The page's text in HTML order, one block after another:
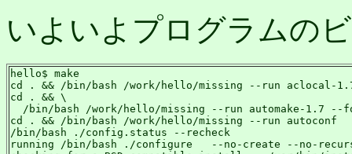
いよいよプログラムの
hello$ make
cd . && /bin/bash /work/hello/missing --run aclocal-
cd . && \
/bin/bash /work/hello/missing --run automake-1.7 --
cd . && /bin/bash /work/hello/missing --run autoconf
/bin/bash ./config.status --recheck
running /bin/bash ./configure   --no-create --no-